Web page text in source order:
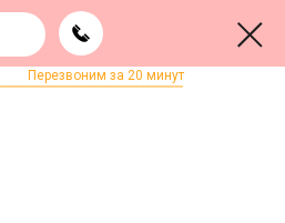
ЗАКАЗАТЬ ЗВОНОК
Перезвоним за 20 минут